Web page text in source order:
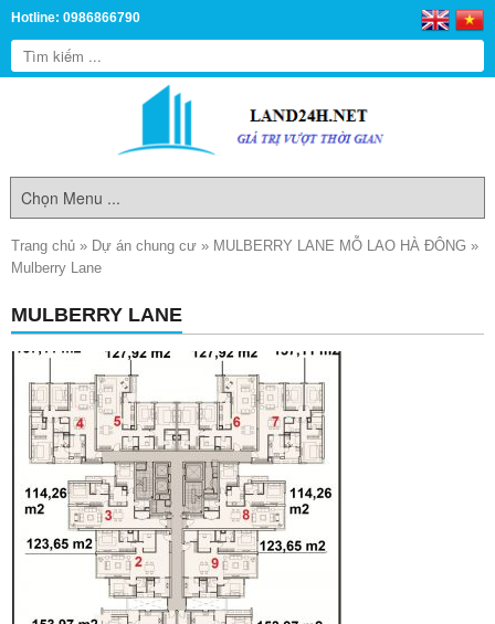
Hotline: 0986866790
Trang chủ » Dự án chung cư » MULBERRY LANE MỖ LAO HÀ ĐÔNG »
Mulberry Lane
MULBERRY LANE